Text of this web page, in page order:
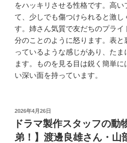
をハッキリさせる性格です。高い
て、少しでも傷つけられると激し
す。姉さん気質で友だちのプライ
分のことのように怒ります。表
っているような感じがあり、たま
ます。ものを見る目は鋭く簡単
い深い面を持っています。
投
稿
日:
2026年4月26日
ドラマ製作スタッフの動
弟！】渡邊良雄さん・山